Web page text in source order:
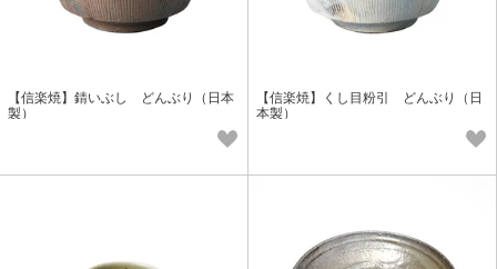
【信楽焼】錆いぶし どんぶり（日本
製）
【信楽焼】くし目粉引 どんぶり（日
本製）